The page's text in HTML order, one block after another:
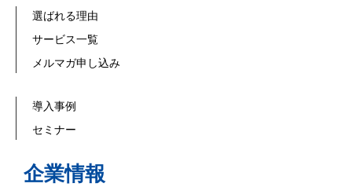
選ばれる理由
サービス一覧
メルマガ申し込み
導入事例
セミナー
企業情報